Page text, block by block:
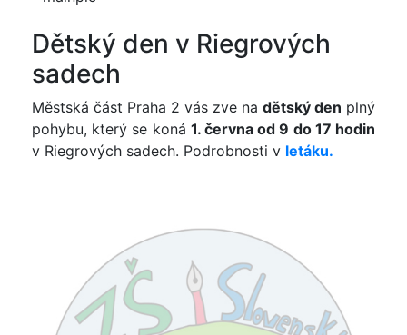
Dětský den v Riegrových
sadech
Městská část Praha 2 vás zve na dětský den plný
pohybu, který se koná 1. června od 9 do 17 hodin
v Riegrových sadech. Podrobnosti v letáku.